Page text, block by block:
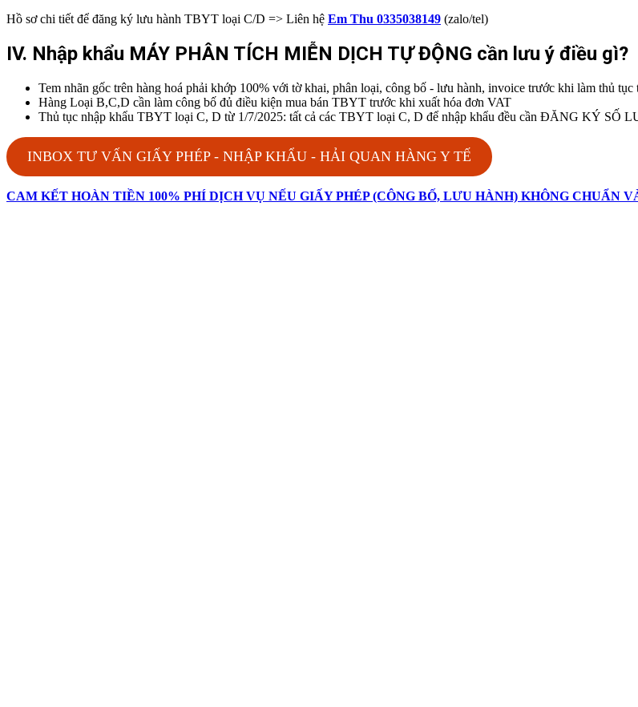
Hồ sơ chi tiết để đăng ký lưu hành TBYT loại C/D => Liên hệ Em Thu 0335038149 (zalo/tel)
IV. Nhập khẩu MÁY PHÂN TÍCH MIỄN DỊCH TỰ ĐỘNG cần lưu ý điều gì?
Tem nhãn gốc trên hàng hoá phải khớp 100% với tờ khai, phân loại, công bố - lưu hành, invoice trước khi làm thủ
Hàng Loại B,C,D cần làm công bố đủ điều kiện mua bán TBYT trước khi xuất hóa đơn VAT
Thủ tục nhập khẩu TBYT loại C, D từ 1/7/2025: tất cả các TBYT loại C, D để nhập khẩu đều cần ĐĂNG KÝ
INBOX TƯ VẤN GIẤY PHÉP - NHẬP KHẨU - HẢI QUAN HÀNG Y TẾ
CAM KẾT HOÀN TIỀN 100% PHÍ DỊCH VỤ NẾU GIẤY PHÉP (CÔNG BỐ, LƯU HÀNH) KHÔNG CHUẨN